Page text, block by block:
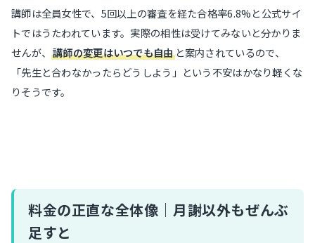
講師は全員女性で、5回以上の審査を経た合格率6.8%と公式サイ
トではうたわれています。実際の相性は受けてみないと分かりま
せんが、講師の変更はいつでも自由と案内されているので、
「先生と合わなかったらどうしよう」という不安はかなり軽くな
りそうです。
料金の正直な全体像｜月謝以外もぜんぶ
足すと